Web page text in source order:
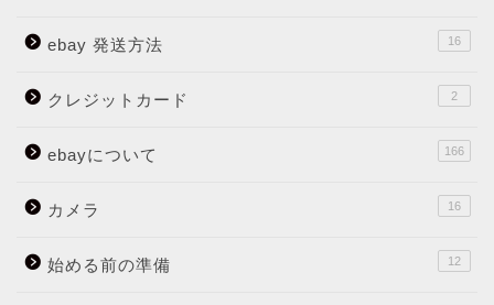
ebay 発送方法 16
クレジットカード 2
ebayについて 166
カメラ 16
始める前の準備 12